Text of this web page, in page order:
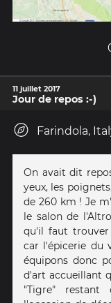
11 juillet 2017
Jour de repos :-)
Farindola,
On avait dit
yeux, les
de 260 km ! Je
le salon de
qu'il faut
car l'épicerie du
équipons donc
d'art accueillant
"Tigre"